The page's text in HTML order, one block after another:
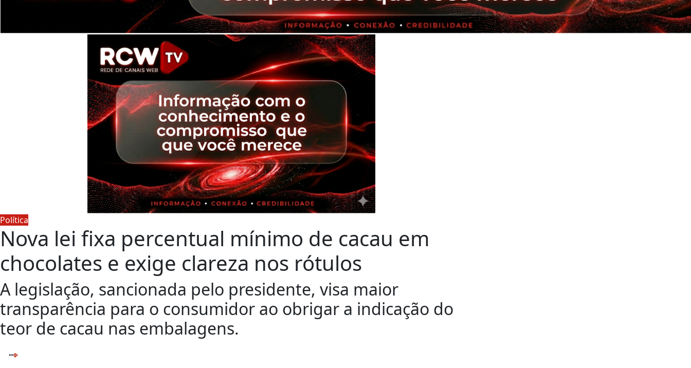
Política
Nova lei fixa percentual mínimo de cacau em
chocolates e exige clareza nos rótulos
A legislação, sancionada pelo presidente, visa maior
transparência para o consumidor ao obrigar a indicação do
teor de cacau nas embalagens.